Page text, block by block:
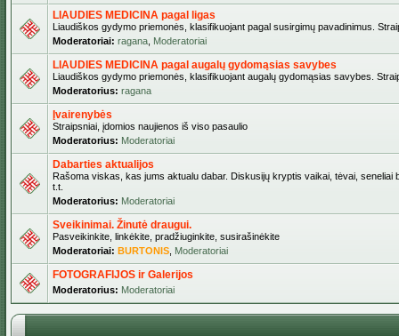
LIAUDIES MEDICINA pagal ligas
Liaudiškos gydymo priemonės, klasifikuojant pagal susirgimų pavadinimus.
Moderatoriai: ragana Moderatoriai
LIAUDIES MEDICINA pagal augalų gydomąsias savybes
Liaudiškos gydymo priemonės, klasifikuojant augalų gydomąsias savybes.
Moderatorius: ragana
Įvairenybės
Straipsniai, įdomios naujienos iš viso pasaulio
Moderatorius: Moderatoriai
Dabarties aktualijos
Rašoma viskas, kas jums aktualu dabar. Diskusijų kryptis vaikai, tėvai, seneliai
t.t.
Moderatorius: Moderatoriai
Sveikinimai. Žinutė draugui.
Pasveikinkite, linkėkite, pradžiuginkite, susirašinėkite
Moderatoriai: BURTONIS Moderatoriai
FOTOGRAFIJOS ir Galerijos
Moderatorius: Moderatoriai